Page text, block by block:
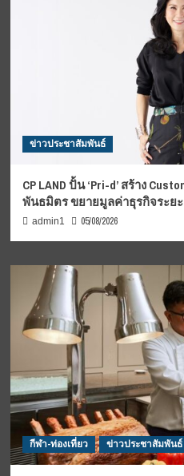
ข่าวประชาสัมพันธ์
CP LAND ปั้น ‘Pri-d’ สร้าง
พันธมิตร ขยายมูลค่าธุรกิจระย
admin1 05/08/2026
กีฬา-ท่องเที่ยว ข่าวประชาสัมพันธ์